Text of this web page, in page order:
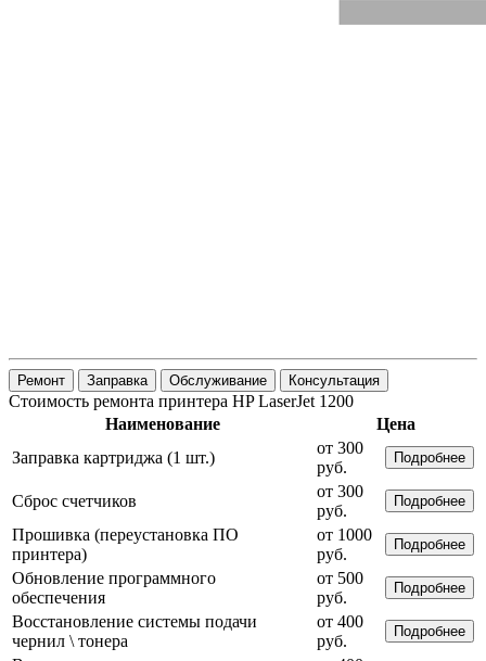
Ремонт Заправка Обслуживание Консультация
Стоимость ремонта принтера HP LaserJet 1200
Наименование
Цена
Заправка картриджа (1 шт.)
от 300
руб.
Подробнее
Сброс счетчиков
от 300
руб.
Подробнее
Прошивка (переустановка ПО
принтера)
от 1000
руб.
Подробнее
Обновление программного
обеспечения
от 500
руб.
Подробнее
Восстановление системы подачи
чернил \ тонера
от 400
руб.
Подробнее